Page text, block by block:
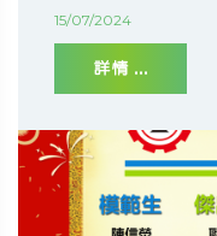
15/07/2024
詳情 ...